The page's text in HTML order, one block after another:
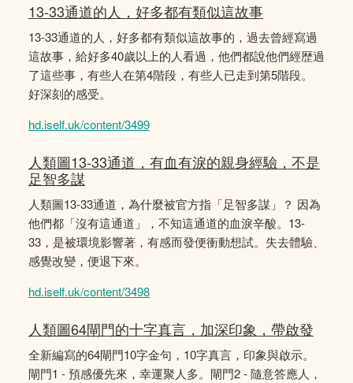
13-33通道的人，好多都有類似這故事
13-33通道的人，好多都有類似這故事的，過去曾經寫過
這故事，給好多40歲以上的人看過，他們都說他們經歴過
了這些事，有些人在第4階段，有些人已走到第5階段。
好深刻的感受。
hd.iself.uk/content/3499
人類圖13-33通道，有血有淚的親身經驗，不是
足智多謀
人類圖13-33通道，為什麼被官方指「足智多謀」？ 因為
他們都「沒有這通道」，不知這通道的血淚辛酸。13-
33，是被環境影響著，有感而發便衝動想試。失去體驗、
感覺改變，便退下來。
hd.iself.uk/content/3498
人類圖64閘門的十字真言，加深印象，帶啟發
全新編寫的64閘門10字金句，10字真言，印象與啟示。
閘門1 - 預感優先來，幸運聚人多。閘門2 - 隨意答應人，